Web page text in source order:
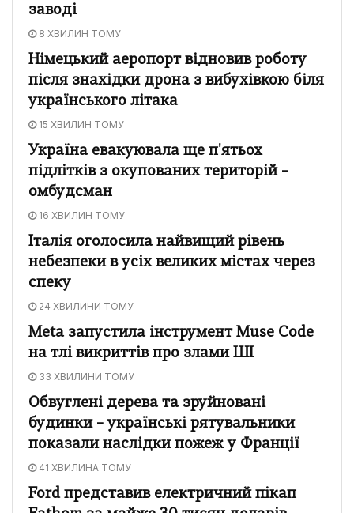
заводі
8 ХВИЛИН ТОМУ
Німецький аеропорт відновив роботу
після знахідки дрона з вибухівкою біля
українського літака
15 ХВИЛИН ТОМУ
Україна евакуювала ще п'ятьох
підлітків з окупованих територій –
омбудсман
16 ХВИЛИН ТОМУ
Італія оголосила найвищий рівень
небезпеки в усіх великих містах через
спеку
24 ХВИЛИНИ ТОМУ
Meta запустила інструмент Muse Code
на тлі викриттів про злами ШІ
33 ХВИЛИНИ ТОМУ
Обвуглені дерева та зруйновані
будинки – українські рятувальники
показали наслідки пожеж у Франції
41 ХВИЛИНА ТОМУ
Ford представив електричний пікап